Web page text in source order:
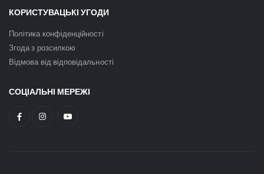
КОРИСТУВАЦЬКІ УГОДИ
Політика конфіденційності
Згода з розсилкою
Відмова від відповідальності
СОЦІАЛЬНІ МЕРЕЖІ